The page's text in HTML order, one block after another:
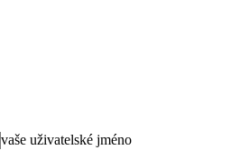
vaše uživatelské jméno